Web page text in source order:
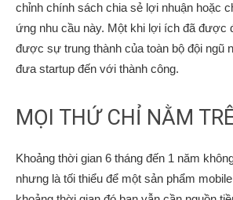
chỉnh chính sách chia sẻ lợi nhuận hoặc
ứng nhu cầu này. Một khi lợi ích đã được
được sự trung thành của toàn bộ đội ngũ
đưa startup đến với thành công.
MỌI THỨ CHỈ NẰM
Khoảng thời gian 6 tháng đến 1 năm
nhưng là tối thiểu để một sản phẩm